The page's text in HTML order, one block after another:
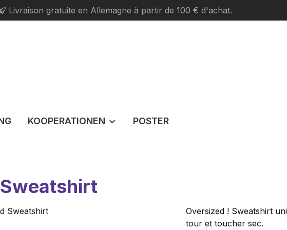
Livraison gratuite en Allemagne à partir de 100 € d'achat.
KOOPERATIONEN POSTER
Sweatshirt
Oversized ! Sweatshirt
tour et toucher sec.